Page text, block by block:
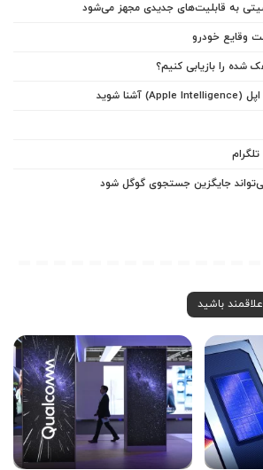
به قابلیت‌های جدیدی مجهز می‌شود
وقایع خودرو
را بازیابی کنیم؟
جایگزین جستجوی گوگل شود
باشید